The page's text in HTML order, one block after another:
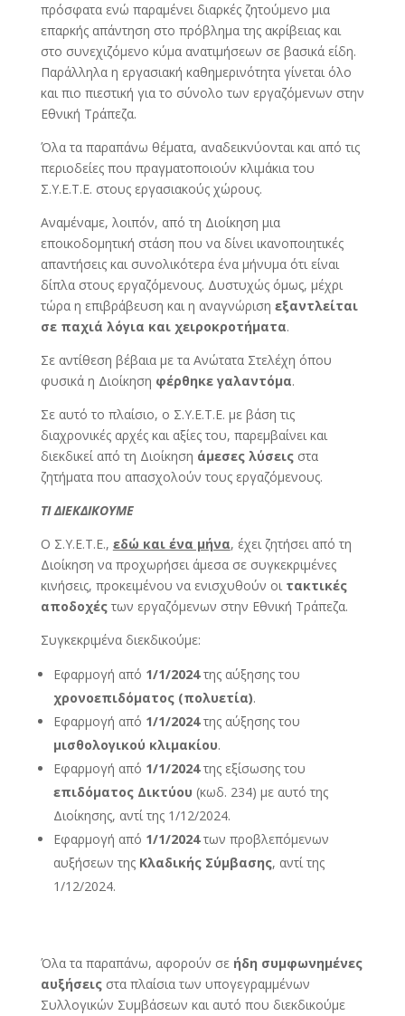
πρόσφατα ενώ παραμένει διαρκές ζητούμενο μια
επαρκής απάντηση στο πρόβλημα της ακρίβειας και
στο συνεχιζόμενο κύμα ανατιμήσεων σε βασικά είδη.
Παράλληλα η εργασιακή καθημερινότητα γίνεται όλο
και πιο πιεστική για το σύνολο των εργαζόμενων στην
Εθνική Τράπεζα.
Όλα τα παραπάνω θέματα, αναδεικνύονται και από τις
περιοδείες που πραγματοποιούν κλιμάκια του
Σ.Υ.Ε.Τ.Ε. στους εργασιακούς χώρους.
Αναμέναμε, λοιπόν, από τη Διοίκηση μια
εποικοδομητική στάση που να δίνει ικανοποιητικές
απαντήσεις και συνολικότερα ένα μήνυμα ότι είναι
δίπλα στους εργαζόμενους. Δυστυχώς όμως, μέχρι
τώρα η επιβράβευση και η αναγνώριση εξαντλείται
σε παχιά λόγια και χειροκροτήματα.
Σε αντίθεση βέβαια με τα Ανώτατα Στελέχη όπου
φυσικά η Διοίκηση φέρθηκε γαλαντόμα.
Σε αυτό το πλαίσιο, ο Σ.Υ.Ε.Τ.Ε. με βάση τις
διαχρονικές αρχές και αξίες του, παρεμβαίνει και
διεκδικεί από τη Διοίκηση άμεσες λύσειςστα
ζητήματα που απασχολούν τους εργαζόμενους.
ΤΙ ΔΙΕΚΔΙΚΟΥΜΕ
Ο Σ.Υ.Ε.Τ.Ε., εδώ και ένα μήνα, έχει ζητήσει από τη
Διοίκηση να προχωρήσει άμεσα σε συγκεκριμένες
κινήσεις, προκειμένου να ενισχυθούν οι τακτικές
αποδοχέςτων εργαζόμενων στην Εθνική Τράπεζα.
Συγκεκριμένα διεκδικούμε:
Εφαρμογή από 1/1/2024της αύξησης του
χρονοεπιδόματος (πολυετία).
Εφαρμογή από 1/1/2024της αύξησης του
μισθολογικού κλιμακίου.
Εφαρμογή από 1/1/2024της εξίσωσης του
επιδόματος Δικτύου (κωδ. 234) με αυτό της
Διοίκησης, αντί της 1/12/2024.
Εφαρμογή από 1/1/2024των προβλεπόμενων
αυξήσεων της Κλαδικής Σύμβασης, αντί της
1/12/2024.
Όλα τα παραπάνω, αφορούν σε ήδη συμφωνημένες
αυξήσειςστα πλαίσια των υπογεγραμμένων
Συλλογικών Συμβάσεων και αυτό που διεκδικούμε